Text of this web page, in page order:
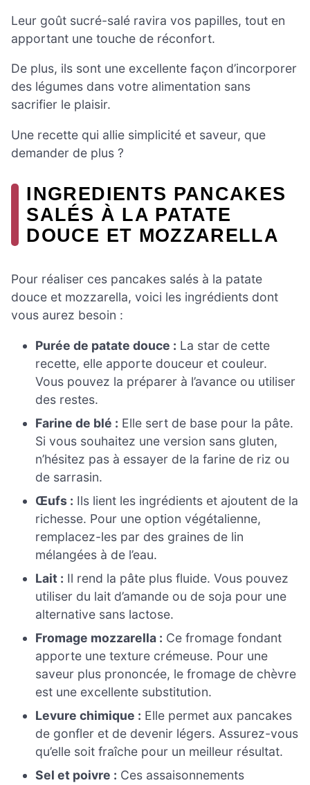
Leur goût sucré-salé ravira vos papilles, tout en
apportant une touche de réconfort.
De plus, ils sont une excellente façon d’incorporer
des légumes dans votre alimentation sans
sacrifier le plaisir.
Une recette qui allie simplicité et saveur, que
demander de plus ?
INGREDIENTS PANCAKES
SALÉS À LA PATATE
DOUCE ET MOZZARELLA
Pour réaliser ces pancakes salés à la patate
douce et mozzarella, voici les ingrédients dont
vous aurez besoin :
Purée de patate douce : La star de cette
recette, elle apporte douceur et couleur.
Vous pouvez la préparer à l’avance ou utiliser
des restes.
Farine de blé : Elle sert de base pour la pâte.
Si vous souhaitez une version sans gluten,
n’hésitez pas à essayer de la farine de riz ou
de sarrasin.
Œufs : Ils lient les ingrédients et ajoutent de la
richesse. Pour une option végétalienne,
remplacez-les par des graines de lin
mélangées à de l’eau.
Lait : Il rend la pâte plus fluide. Vous pouvez
utiliser du lait d’amande ou de soja pour une
alternative sans lactose.
Fromage mozzarella : Ce fromage fondant
apporte une texture crémeuse. Pour une
saveur plus prononcée, le fromage de chèvre
est une excellente substitution.
Levure chimique : Elle permet aux pancakes
de gonfler et de devenir légers. Assurez-vous
qu’elle soit fraîche pour un meilleur résultat.
Sel et poivre : Ces assaisonnements